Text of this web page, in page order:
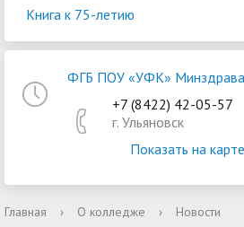
Книга к 75-летию
ФГБ ПОУ «УФК» Минздрава
+7 (8422) 42-05-57
г. Ульяновск
Показать на карте
Главная › О колледже › Новости